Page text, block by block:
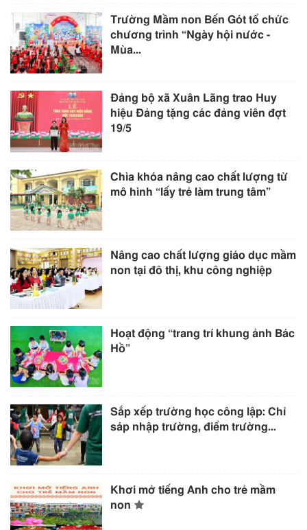
Trường Mầm non Bến Gót tổ chức
chương trình “Ngày hội nước -
Mùa...
Đảng bộ xã Xuân Lãng trao Huy
hiệu Đảng tặng các đảng viên đợt
19/5
Chìa khóa nâng cao chất lượng từ
mô hình “lấy trẻ làm trung tâm”
Nâng cao chất lượng giáo dục mầm
non tại đô thị, khu công nghiệp
Hoạt động “trang trí khung ảnh Bác
Hồ”
Sắp xếp trường học công lập: Chỉ
sáp nhập trường, điểm trường...
Khơi mở tiếng Anh cho trẻ mầm
non